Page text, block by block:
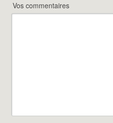
Vos commentaires